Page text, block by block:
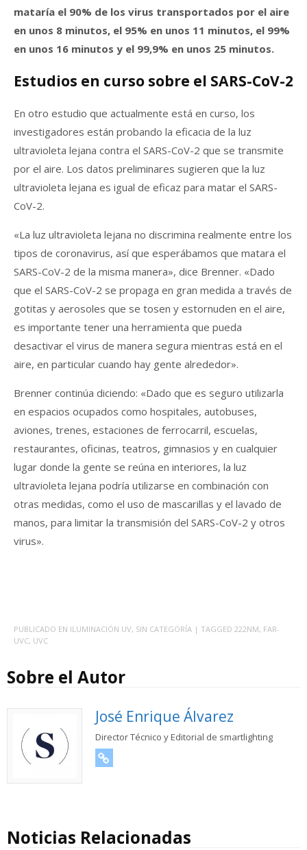
mataría el 90% de los virus transportados por el aire
en unos 8 minutos, el 95% en unos 11 minutos, el 99%
en unos 16 minutos y el 99,9% en unos 25 minutos.
Estudios en curso sobre el SARS-CoV-2
En otro estudio que actualmente está en curso, los
investigadores están probando la eficacia de la luz
ultravioleta lejana contra el SARS-CoV-2 que se transmite
por el aire. Los datos preliminares sugieren que la luz
ultravioleta lejana es igual de eficaz para matar el SARS-
CoV-2.
«La luz ultravioleta lejana no discrimina realmente entre los
tipos de coronavirus, así que esperábamos que matara el
SARS-CoV-2 de la misma manera», dice Brenner. «Dado
que el SARS-CoV-2 se propaga en gran medida a través de
gotitas y aerosoles que se tosen y estornuden en el aire,
es importante tener una herramienta que pueda
desactivar el virus de manera segura mientras está en el
aire, en particular cuando hay gente alrededor».
Brenner continúa diciendo: «Dado que es seguro utilizarla
en espacios ocupados como hospitales, autobuses,
aviones, trenes, estaciones de ferrocarril, escuelas,
restaurantes, oficinas, teatros, gimnasios y en cualquier
lugar donde la gente se reúna en interiores, la luz
ultravioleta lejana podría utilizarse en combinación con
otras medidas, como el uso de mascarillas y el lavado de
manos, para limitar la transmisión del SARS-CoV-2 y otros
virus».
PUBLICADO EN ILUMINACIÓN UV, SIN CATEGORÍA | TAGGED 222NM, FAR-
UVC, UVC
Sobre el Autor
José Enrique Álvarez
Director Técnico y Editorial de smartlighting
Noticias Relacionadas